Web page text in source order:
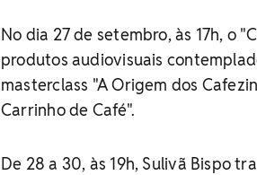
No dia 27 de setembro, às 17h, o
produtos audiovisuais
masterclass "A Origem dos
Carrinho de Café".
De 28 a 30, às 19h, Sulivã Bispo